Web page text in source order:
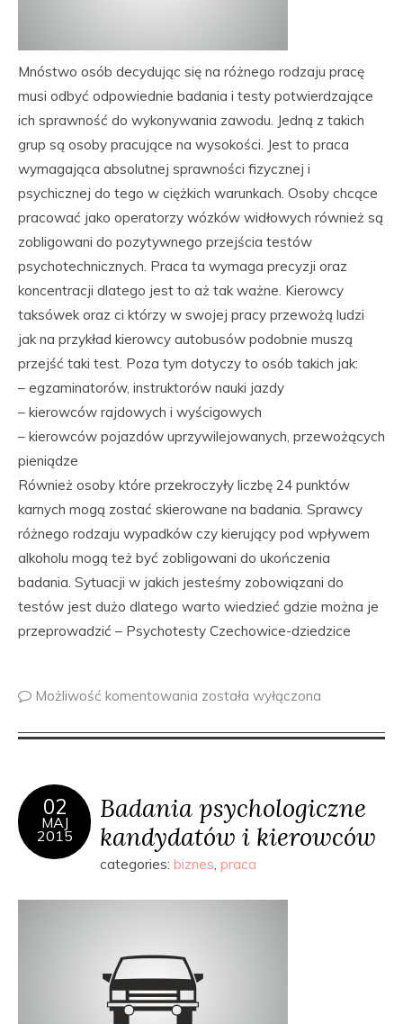
Mnóstwo osób decydując się na różnego rodzaju pracę
musi odbyć odpowiednie badania i testy potwierdzające
ich sprawność do wykonywania zawodu. Jedną z takich
grup są osoby pracujące na wysokości. Jest to praca
wymagająca absolutnej sprawności fizycznej i
psychicznej do tego w ciężkich warunkach. Osoby chcące
pracować jako operatorzy wózków widłowych również są
zobligowani do pozytywnego przejścia testów
psychotechnicznych. Praca ta wymaga precyzji oraz
koncentracji dlatego jest to aż tak ważne. Kierowcy
taksówek oraz ci którzy w swojej pracy przewożą ludzi
jak na przykład kierowcy autobusów podobnie muszą
przejść taki test. Poza tym dotyczy to osób takich jak:
– egzaminatorów, instruktorów nauki jazdy
– kierowców rajdowych i wyścigowych
– kierowców pojazdów uprzywilejowanych, przewożących
pieniądze
Również osoby które przekroczyły liczbę 24 punktów
karnych mogą zostać skierowane na badania. Sprawcy
różnego rodzaju wypadków czy kierujący pod wpływem
alkoholu mogą też być zobligowani do ukończenia
badania. Sytuacji w jakich jesteśmy zobowiązani do
testów jest dużo dlatego warto wiedzieć gdzie można je
przeprowadzić – Psychotesty Czechowice-dziedzice
Możliwość komentowania została wyłączona
02
MAJ
2015
Badania psychologiczne
kandydatów i kierowców
categories: biznes, praca